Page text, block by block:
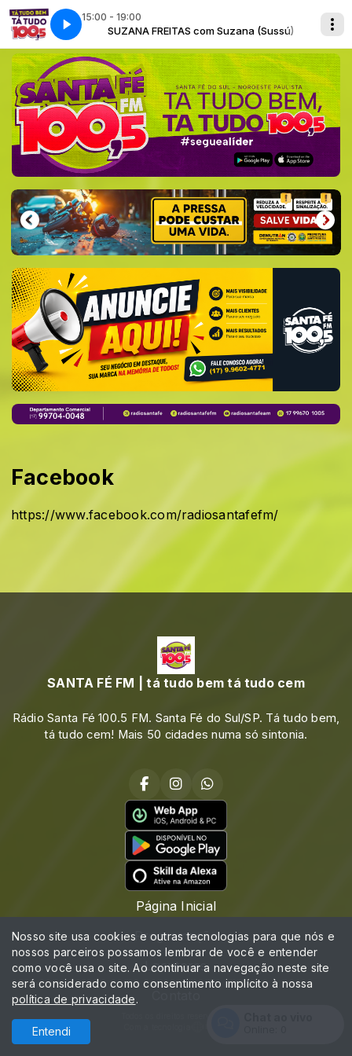
15:00 - 19:00
(Sussú) SUZANA FREITAS com Suzana (Sussú)
Facebook
https://www.facebook.com/radiosantafefm/
SANTA FÉ FM | tá tudo bem tá tudo cem
Rádio Santa Fé 100.5 FM. Santa Fé do Sul/SP. Tá tudo bem,
tá tudo cem! Mais 50 cidades numa só sintonia.
Página Inicial
Programação
Locutores
Nosso site usa cookies e outras tecnologias para que nós e
nossos parceiros possamos lembrar de você e entender
como você usa o site. Ao continuar a navegação neste site
será considerado como consentimento implícito à nossa
política de privacidade.
Entendi